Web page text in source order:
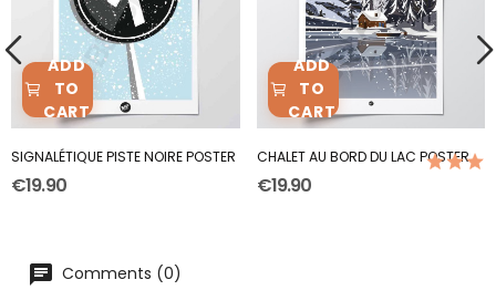
ADD
TO
CART
SIGNALÉTIQUE PISTE NOIRE POSTER
€19.90
ADD
TO
CART
CHALET AU BORD DU LAC POSTER
€19.90
Comments (0)